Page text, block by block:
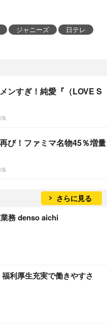
ジャニーズ
日テレ
ンすぎ！純愛『（LOVE S
集
び！ファミマ名物45％増量
集
さらに見る
務 denso aichi
利厚生充実で働きやすさ